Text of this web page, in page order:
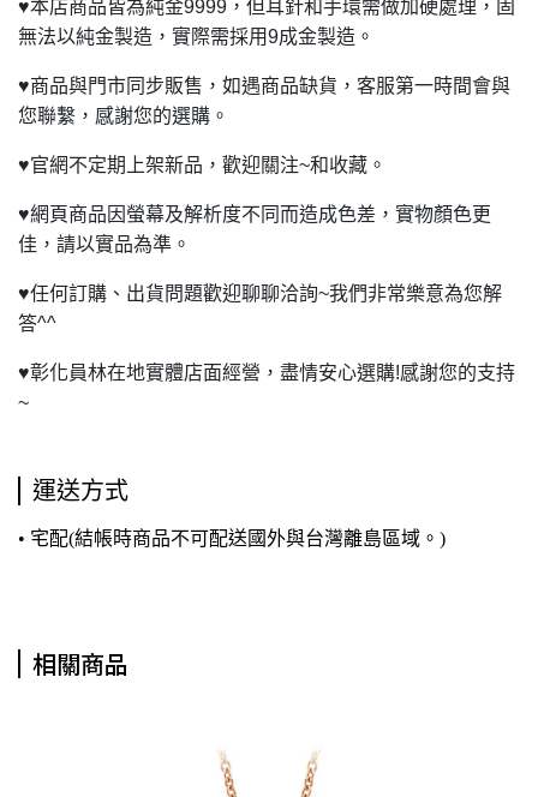
♥本店商品皆為純金9999，但耳針和手環需做加硬處理，固
無法以純金製造，實際需採用9成金製造。
♥商品與門市同步販售，如遇商品缺貨，客服第一時間會與
您聯繫，感謝您的選購。
♥官網不定期上架新品，歡迎關注~和收藏。
♥網頁商品因螢幕及解析度不同而造成色差，實物顏色更
佳，請以實品為準。
♥任何訂購、出貨問題歡迎聊聊洽詢~我們非常樂意為您解
答^^
♥彰化員林在地實體店面經營，盡情安心選購!感謝您的支持
~
運送方式
• 宅配(結帳時商品不可配送國外與台灣離島區域。)
相關商品